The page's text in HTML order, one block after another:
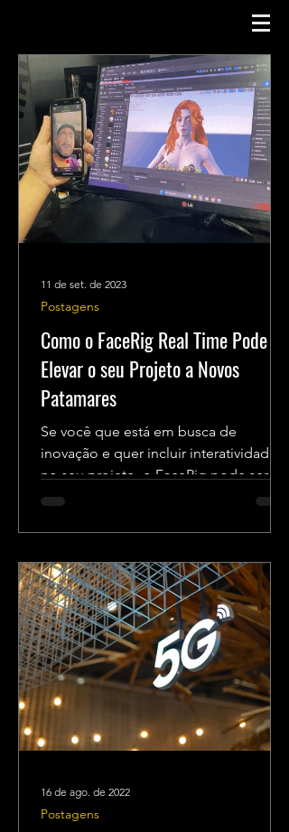
Como o FaceRig Real Time Pode
Elevar o seu Projeto a Novos
Patamares
Se você que está em busca de
inovação e quer incluir interatividade
no seu projeto, o FaceRig pode ser a
solução perfeita! Abaixo, vamos...
Postagens
11 de set. de 2023
Postagens
16 de ago. de 2022